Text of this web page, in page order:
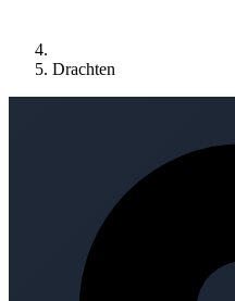
Drachten